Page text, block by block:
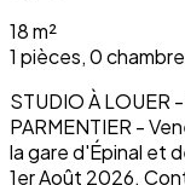
18 m²
1 pièces, 0
STUDIO À LOUER
PARMENTIER -
la gare d'Épinal et
1er Août 2026.